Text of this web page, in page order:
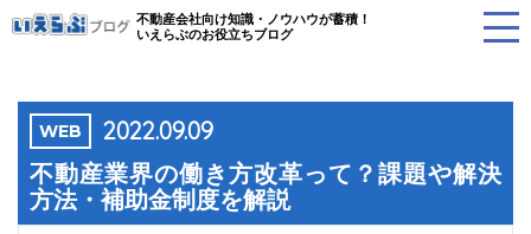
不動産会社向け知識・ノウハウが蓄積！
いえらぶのお役立ちブログ
WEB 2022.09.09
不動産業界の働き方改革って？課題や解決
方法・補助金制度を解説